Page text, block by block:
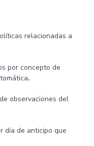
relacionadas a
por concepto de
.
observaciones del
día de anticipo que